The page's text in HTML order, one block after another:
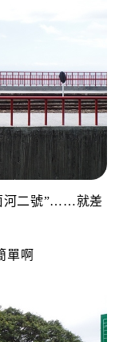
河二號”……就差
單啊